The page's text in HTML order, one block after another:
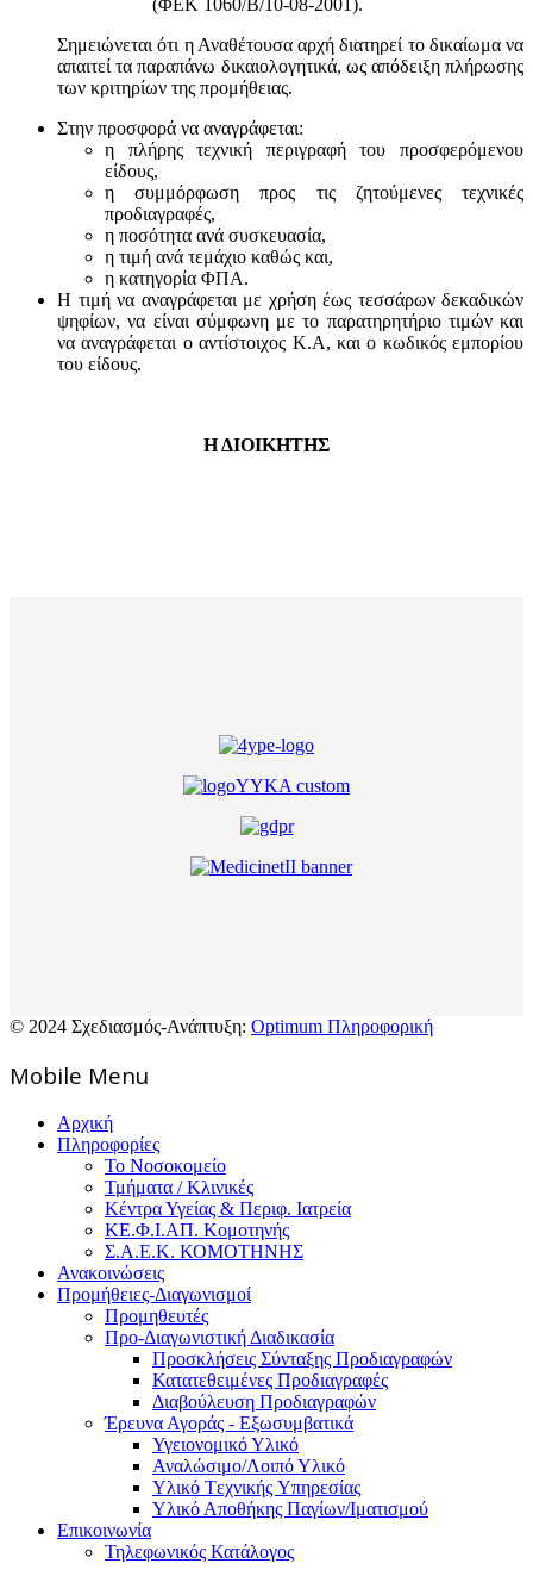
(ΦΕΚ 1060/Β/10-08-2001).
Σημειώνεται ότι η Αναθέτουσα αρχή διατηρεί το δικαίωμα να
απαιτεί τα παραπάνω δικαιολογητικά, ως απόδειξη πλήρωσης
των κριτηρίων της προμήθειας.
Στην προσφορά να αναγράφεται:
η πλήρης τεχνική περιγραφή του προσφερόμενου
είδους,
η συμμόρφωση προς τις ζητούμενες τεχνικές
προδιαγραφές,
η ποσότητα ανά συσκευασία,
η τιμή ανά τεμάχιο καθώς και,
η κατηγορία ΦΠΑ.
Η τιμή να αναγράφεται με χρήση έως τεσσάρων δεκαδικών
ψηφίων, να είναι σύμφωνη με το παρατηρητήριο τιμών και
να αναγράφεται ο αντίστοιχος Κ.Α, και ο κωδικός εμπορίου
του είδους.
Η ΔΙΟΙΚΗΤΗΣ
© 2024 Σχεδιασμός-Ανάπτυξη: Optimum Πληροφορική
Mοbile Menu
Αρχική
Πληροφορίες
Το Νοσοκομείο
Τμήματα / Κλινικές
Κέντρα Υγείας & Περιφ. Ιατρεία
ΚΕ.Φ.Ι.ΑΠ. Κομοτηνής
Σ.Α.Ε.Κ. ΚΟΜΟΤΗΝΗΣ
Ανακοινώσεις
Προμήθειες-Διαγωνισμοί
Προμηθευτές
Προ-Διαγωνιστική Διαδικασία
Προσκλήσεις Σύνταξης Προδιαγραφών
Κατατεθειμένες Προδιαγραφές
Διαβούλευση Προδιαγραφών
Έρευνα Αγοράς - Εξωσυμβατικά
Υγειονομικό Υλικό
Αναλώσιμο/Λοιπό Υλικό
Υλικό Tεχνικής Yπηρεσίας
Υλικό Αποθήκης Παγίων/Ιματισμού
Επικοινωνία
Τηλεφωνικός Κατάλογος